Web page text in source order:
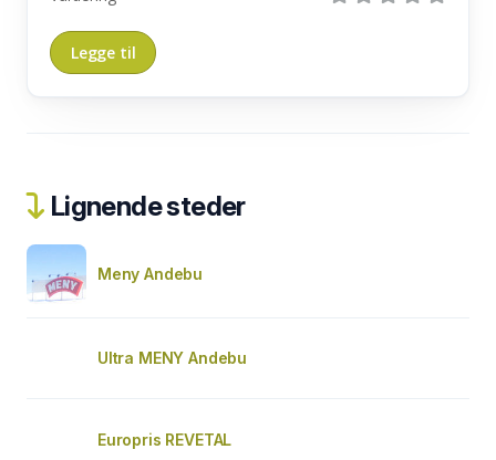
Lignende steder
Meny Andebu
Ultra MENY Andebu
Europris REVETAL